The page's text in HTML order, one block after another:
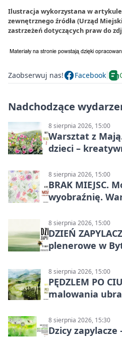
Ilustracja wykorzystana w artykule
zewnętrznego źródła (Urząd
zastrzeżeń dotyczących praw do
Zaobserwuj nas! Facebook
Nadchodzące
8 sierpnia 2026, 15:00
Warsztat z
dzieci –
8 sierpnia 2026, 15:00
BRAK MIEJSC.
wyobraźnię.
8 sierpnia 2026, 15:00
DZIEŃ
plenerowe w
8 sierpnia 2026, 15:00
PĘDZLEM PO
malowania
8 sierpnia 2026, 15:30
Dzicy zapylacze